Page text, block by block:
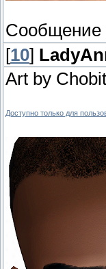
Сообщение
[10]
Art by
Доступно только для